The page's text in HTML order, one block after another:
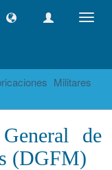
Militares
de
(DGFM)